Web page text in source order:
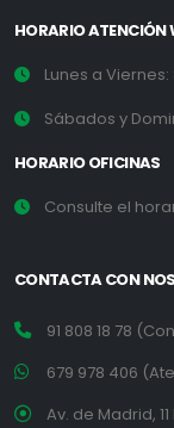
HORARIO ATENCIÓN
Lunes a Viernes:
Sábados y
HORARIO OFICINAS
Consulte el
CONTACTA CON
91 808 18 78
679 978 406
Av. de Madrid,